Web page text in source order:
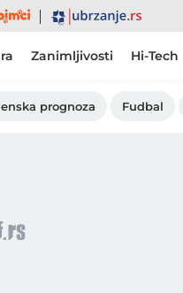
Ubrzanje
Zanimljivosti Hi-Tech
prognoza Fudbal